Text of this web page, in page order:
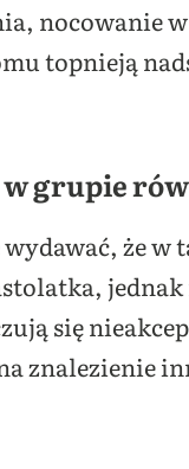
nocowanie
topnieją
grupie
wydawać, że
jednak
się
znalezienie